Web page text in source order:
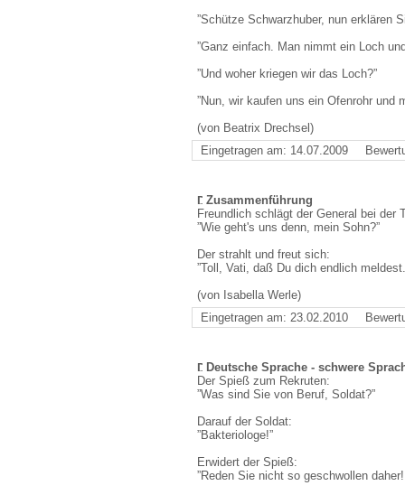
”Schütze Schwarzhuber, nun erklären
”Ganz einfach. Man nimmt ein Loch
”Und woher kriegen wir das Loch?”
”Nun, wir kaufen uns ein Ofenrohr und
(von Beatrix Drechsel)
Eingetragen am: 14.07.2009
Zusammenführung
Freundlich schlägt der General bei der
”Wie geht's uns denn, mein Sohn?”
Der strahlt und freut sich:
”Toll, Vati, daß Du dich endlich
(von Isabella Werle)
Eingetragen am: 23.02.2010
Deutsche Sprache - schwere
Der Spieß zum Rekruten:
”Was sind Sie von Beruf, Soldat?”
Darauf der Soldat:
”Bakteriologe!”
Erwidert der Spieß:
”Reden Sie nicht so geschwollen